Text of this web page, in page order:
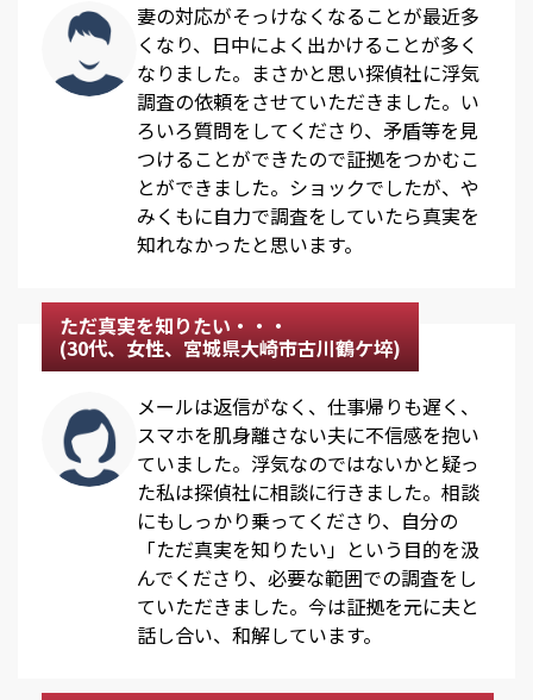
妻の対応がそっけなくなることが最近多
くなり、日中によく出かけることが多く
なりました。まさかと思い探偵社に浮気
調査の依頼をさせていただきました。い
ろいろ質問をしてくださり、矛盾等を見
つけることができたので証拠をつかむこ
とができました。ショックでしたが、や
みくもに自力で調査をしていたら真実を
知れなかったと思います。
ただ真実を知りたい・・・
(30代、女性、宮城県大崎市古川鶴ケ埣)
メールは返信がなく、仕事帰りも遅く、
スマホを肌身離さない夫に不信感を抱い
ていました。浮気なのではないかと疑っ
た私は探偵社に相談に行きました。相談
にもしっかり乗ってくださり、自分の
「ただ真実を知りたい」という目的を汲
んでくださり、必要な範囲での調査をし
ていただきました。今は証拠を元に夫と
話し合い、和解しています。